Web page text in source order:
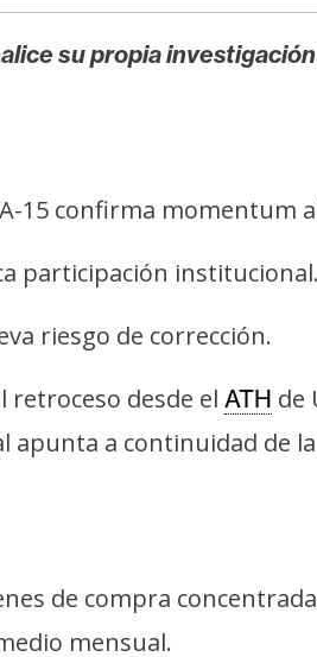
su propia
15 confirma momentum
participación institucional.
riesgo de corrección.
retroceso desde el ATH de
a continuidad de
de compra
mensual.